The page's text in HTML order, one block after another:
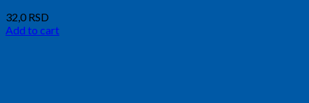
32,0 RSD
Add to cart